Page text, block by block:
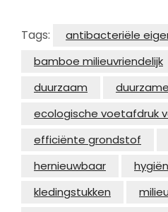
Tags:
antibacteriële
bamboe milieuvriendelijk
duurzaam
ecologische voetafdruk
efficiënte grondstof
hernieuwbaar
kledingstukken